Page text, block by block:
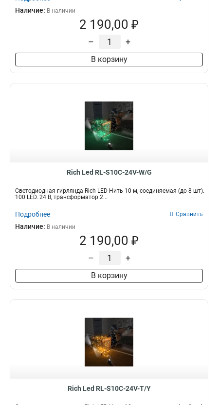
Наличие: В наличии
2 190,00 ₽
– +
В корзину
Rich Led RL-S10C-24V-W/G
Светодиодная гирлянда Rich LED Нить 10 м, соединяемая (до 8 шт).
100 LED. 24 B, трансформатор 2...
Подробнее Сравнить
Наличие: В наличии
2 190,00 ₽
– +
В корзину
Rich Led RL-S10C-24V-T/Y